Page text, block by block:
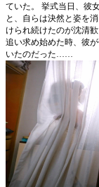
ていた。 挙式当日、彼
と、自らは決然と姿を
けられ続けたのが沈清
追い求め始めた時、彼
いたのだった……